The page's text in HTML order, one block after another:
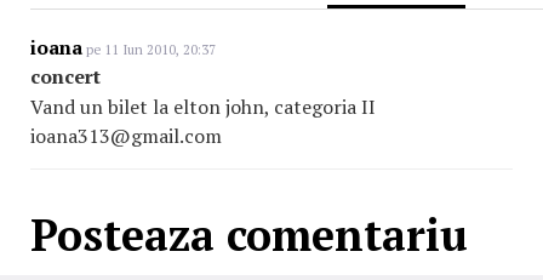
ioana pe 11 Iun 2010, 20:37
concert
Vand un bilet la elton john, categoria II
ioana313@gmail.com
Posteaza comentariu